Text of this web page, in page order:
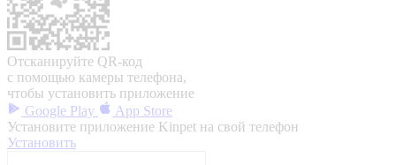
Отсканируйте QR-код
с помощью камеры телефона,
чтобы установить приложение
Google Play
App Store
Установите приложение Kinpet на свой телефон
Установить